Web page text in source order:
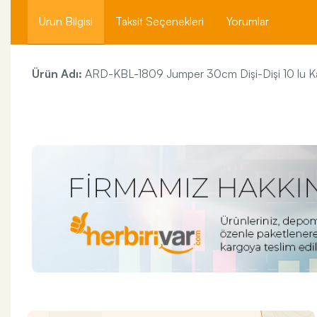
Ürün Bilgisi Taksit Seçenekleri Yorumlar
Ürün Adı: ARD-KBL-1809 Jumper 30cm Dişi-Dişi 10 lu